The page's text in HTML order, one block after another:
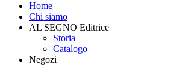
Home
Chi siamo
AL SEGNO Editrice
Storia
Catalogo
Negozi